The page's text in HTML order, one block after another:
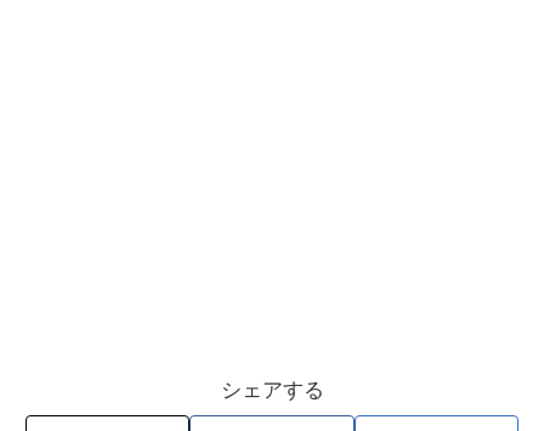
シェアする